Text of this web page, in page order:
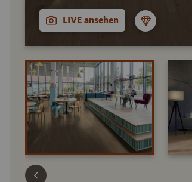
LIVE ansehen